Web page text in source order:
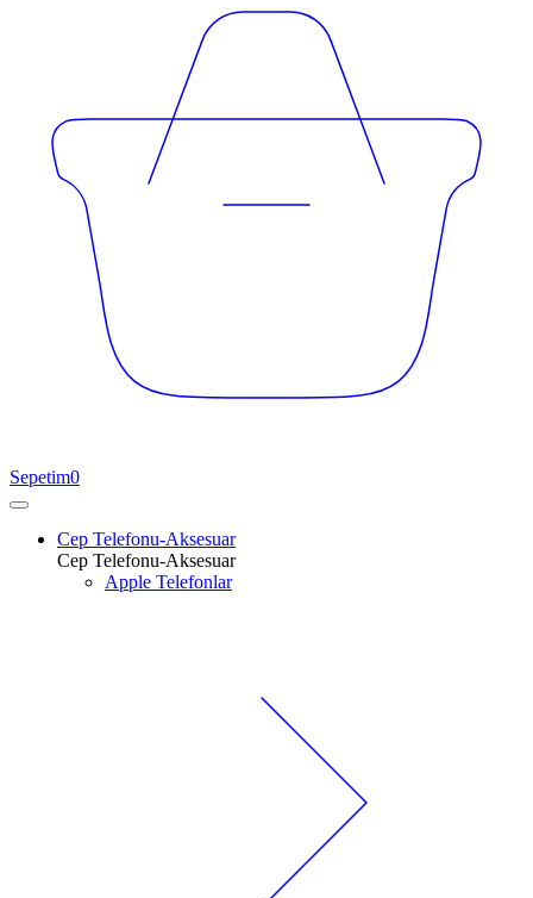
Sepetim0
Cep Telefonu-Aksesuar
Cep Telefonu-Aksesuar
Apple Telefonlar